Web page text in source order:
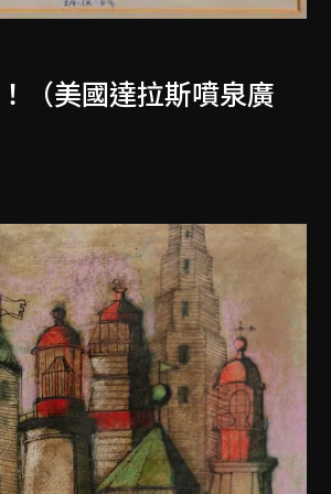
（美國達拉斯噴泉廣